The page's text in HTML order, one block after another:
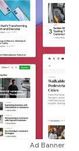
Ad Banner